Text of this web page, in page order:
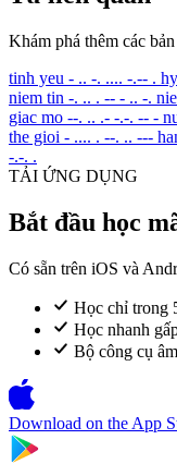
Khám phá thêm các
tinh yeu - .. -. .... -.-- .
niem tin -. .. . -- - .. -.
giac mo --. .. .- -.-. -- -
the gioi - .... . --. .. ---
-.-. .
TẢI ỨNG DỤNG
Bắt đầu học
Có sẵn trên iOS và
Học chỉ trong
Học nhanh
Bộ công cụ
Download on the App